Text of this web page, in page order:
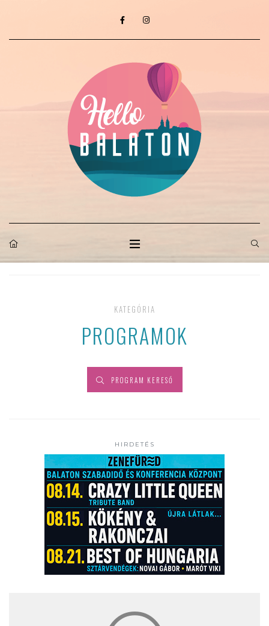
KATEGÓRIA
PROGRAMOK
PROGRAM KERESŐ
HIRDETÉS